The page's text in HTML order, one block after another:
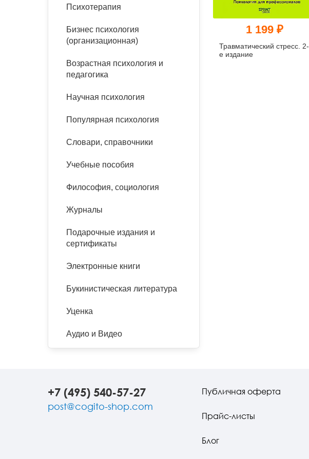
панические атаки
Психодрама
Сказкотерапия
психотерапии
Классический, эриксоновский
эргономика
Социальная психология
Психология развития
организационная психология
психоанализ
Психотерапия
Бизнес психология
(организационная)
Возрастная психология и
педагогика
Научная психология
Популярная психология
Словари, справочники
Учебные пособия
Философия, социология
Журналы
Подарочные издания и
сертификаты
Электронные книги
Букинистическая литература
Уценка
Аудио и Видео
1 199 ₽
Травматический стресс. 2-
е издание
+7 (495) 540-57-27
post@cogito-shop.com
Публичная оферта
Прайс-листы
Блог